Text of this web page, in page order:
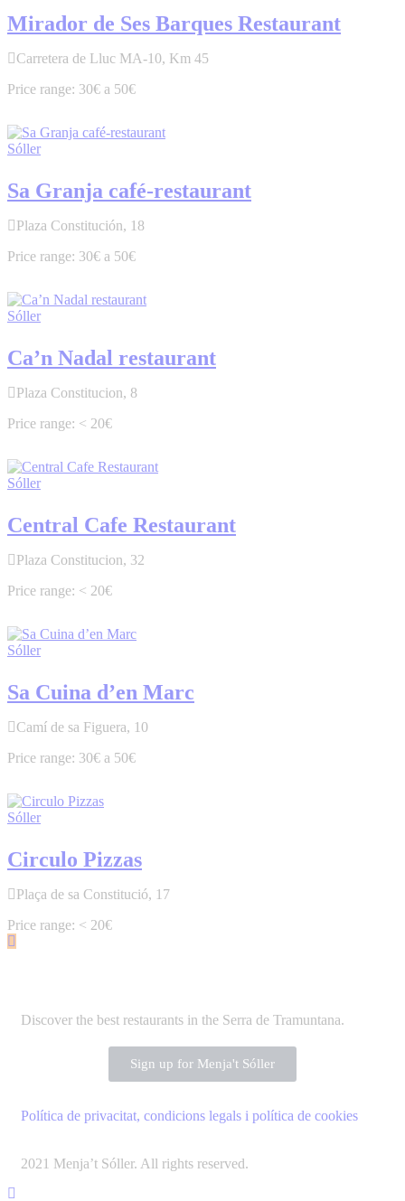
Mirador de Ses Barques Restaurant
Carretera de Lluc MA-10, Km 45
30€ a 50€
Sóller
Sa Granja café-restaurant
Plaza Constitución, 18
30€ a 50€
Sóller
Ca’n Nadal restaurant
Plaza Constitucion, 8
< 20€
Sóller
Central Cafe Restaurant
Plaza Constitucion, 32
< 20€
Sóller
Sa Cuina d’en Marc
Camí de sa Figuera, 10
30€ a 50€
Sóller
Circulo Pizzas
Plaça de sa Constitució, 17
< 20€
Discover the best restaurants in the Serra de Tramuntana.
Sign up for Menja't Sóller
Política de privacitat, condicions legals i política de cookies
2021 Menja’t Sóller. All rights reserved.